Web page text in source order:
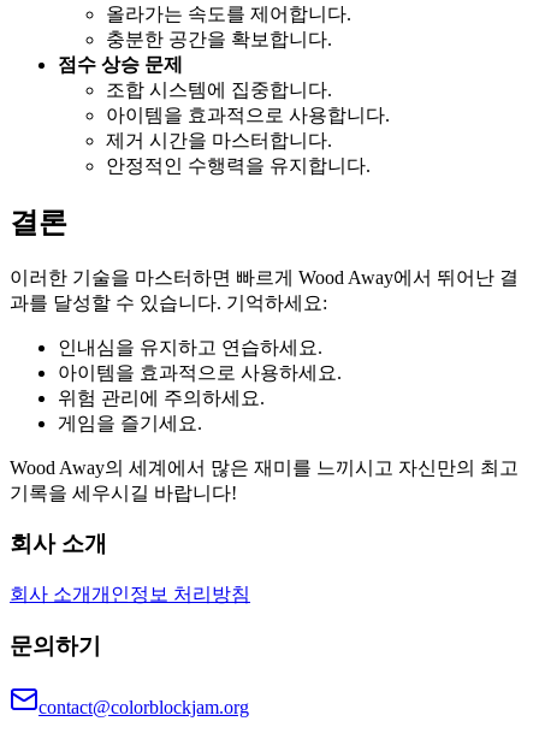
올라가는 속도를 제어합니다.
충분한 공간을 확보합니다.
점수 상승 문제
조합 시스템에 집중합니다.
아이템을 효과적으로 사용합니다.
제거 시간을 마스터합니다.
안정적인 수행력을 유지합니다.
결론
이러한 기술을 마스터하면 빠르게 Wood Away에서 뛰어난 결
과를 달성할 수 있습니다. 기억하세요:
인내심을 유지하고 연습하세요.
아이템을 효과적으로 사용하세요.
위험 관리에 주의하세요.
게임을 즐기세요.
Wood Away의 세계에서 많은 재미를 느끼시고 자신만의 최고
기록을 세우시길 바랍니다!
회사 소개
회사 소개개인정보 처리방침
문의하기
contact@colorblockjam.org